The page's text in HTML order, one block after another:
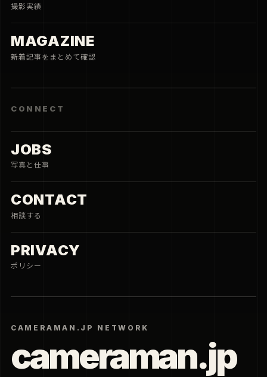
CAMERAMAN.JP NETWORK
cameraman.jp
撮影実績
MAGAZINE
新着記事をまとめて確認
CONNECT
JOBS
写真と仕事
CONTACT
相談する
PRIVACY
ポリシー